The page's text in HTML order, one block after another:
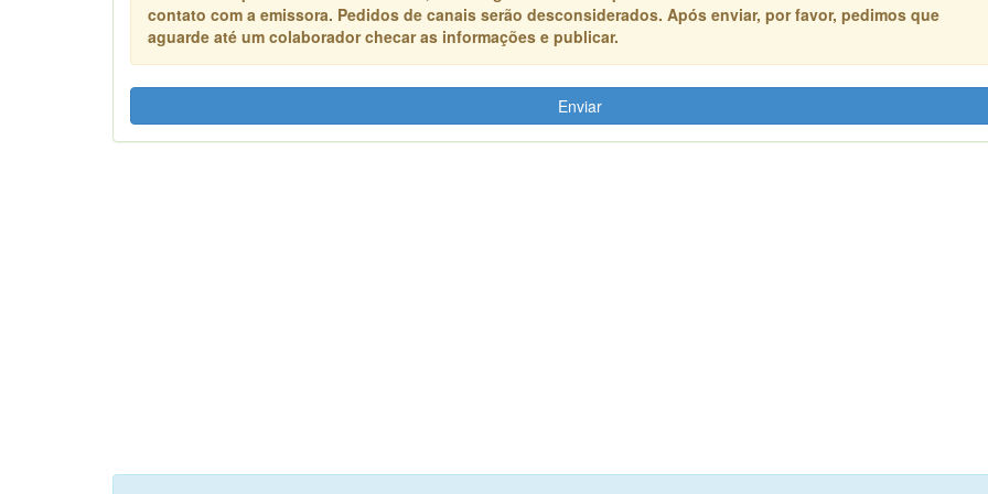
contato com a emissora. Pedidos de canais serão desconsiderados. Após enviar, por favor, pedimos que
aguarde até um colaborador checar as informações e publicar.
Enviar